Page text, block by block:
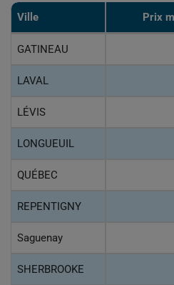
Ville Prix
GATINEAU
LAVAL
LÉVIS
LONGUEUIL
QUÉBEC
REPENTIGNY
Saguenay
SHERBROOKE